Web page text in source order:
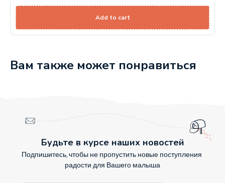
Add to cart
Вам также может понравиться
Будьте в курсе наших новостей
Подпишитесь, чтобы не пропустить новые поступления
радости для Вашего малыша